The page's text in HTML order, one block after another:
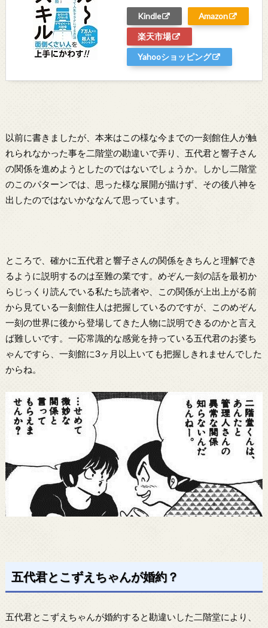
Kindle
Amazon
楽天市場
Yahooショッピング
以前に書きましたが、本来はこの様な今までの一刻館住人が触
れられなかった事を二階堂の勘違いで弄り、五代君と響子さん
の関係を進めようとしたのではないでしょうか。しかし二階堂
のこのパターンでは、思った様な展開が描けず、その後八神を
出したのではないかななんて思っています。
ところで、確かに五代君と響子さんの関係をきちんと理解でき
るように説明するのは至難の業です。めぞん一刻の話を最初か
らじっくり読んでいる私たち読者や、この関係が上出上がる前
から見ている一刻館住人は把握しているのですが、このめぞん
一刻の世界に後から登場してきた人物に説明できるのかと言え
ば難しいです。一応常識的な感覚を持っている五代君のお婆ち
ゃんですら、一刻館に3ヶ月以上いても把握しきれませんでした
からね。
五代君とこずえちゃんが婚約？
五代君とこずえちゃんが婚約すると勘違いした二階堂により、